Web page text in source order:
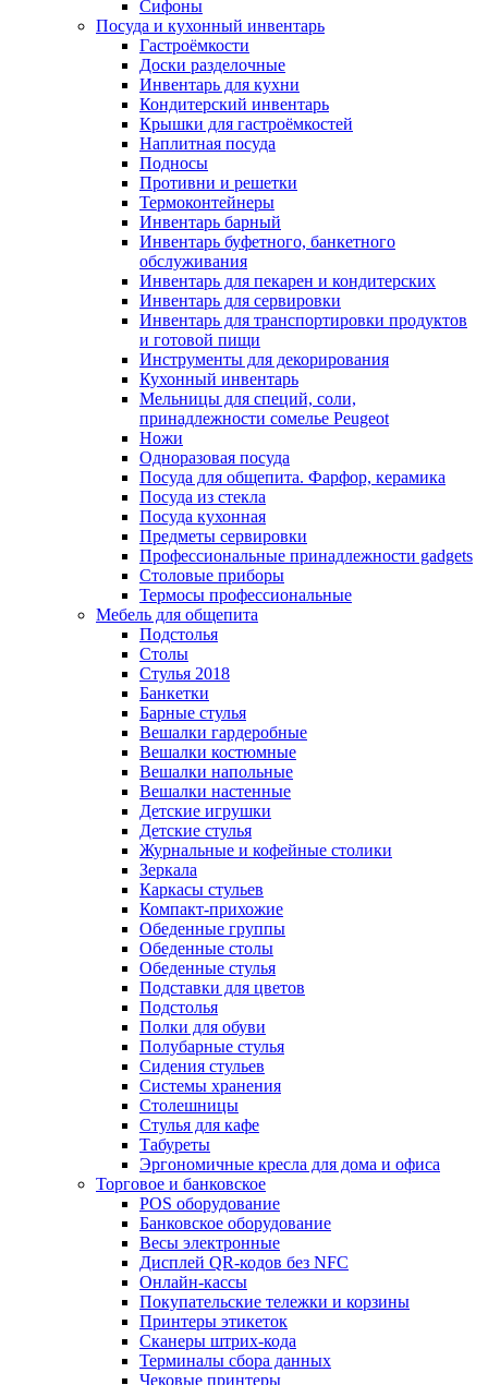
Сифоны
Посуда и кухонный инвентарь
Гастроёмкости
Доски разделочные
Инвентарь для кухни
Кондитерский инвентарь
Крышки для гастроёмкостей
Наплитная посуда
Подносы
Противни и решетки
Термоконтейнеры
Инвентарь барный
Инвентарь буфетного, банкетного
обслуживания
Инвентарь для пекарен и кондитерских
Инвентарь для сервировки
Инвентарь для транспортировки продуктов
и готовой пищи
Инструменты для декорирования
Кухонный инвентарь
Мельницы для специй, соли,
принадлежности сомелье Peugeot
Ножи
Одноразовая посуда
Посуда для общепита. Фарфор, керамика
Посуда из стекла
Посуда кухонная
Предметы сервировки
Профессиональные принадлежности gadgets
Столовые приборы
Термосы профессиональные
Мебель для общепита
Подстолья
Столы
Стулья 2018
Банкетки
Барные стулья
Вешалки гардеробные
Вешалки костюмные
Вешалки напольные
Вешалки настенные
Детские игрушки
Детские стулья
Журнальные и кофейные столики
Зеркала
Каркасы стульев
Компакт-прихожие
Обеденные группы
Обеденные столы
Обеденные стулья
Подставки для цветов
Подстолья
Полки для обуви
Полубарные стулья
Сидения стульев
Системы хранения
Столешницы
Стулья для кафе
Табуреты
Эргономичные кресла для дома и офиса
Торговое и банковское
POS оборудование
Банковское оборудование
Весы электронные
Дисплей QR-кодов без NFC
Онлайн-кассы
Покупательские тележки и корзины
Принтеры этикеток
Сканеры штрих-кода
Терминалы сбора данных
Чековые принтеры